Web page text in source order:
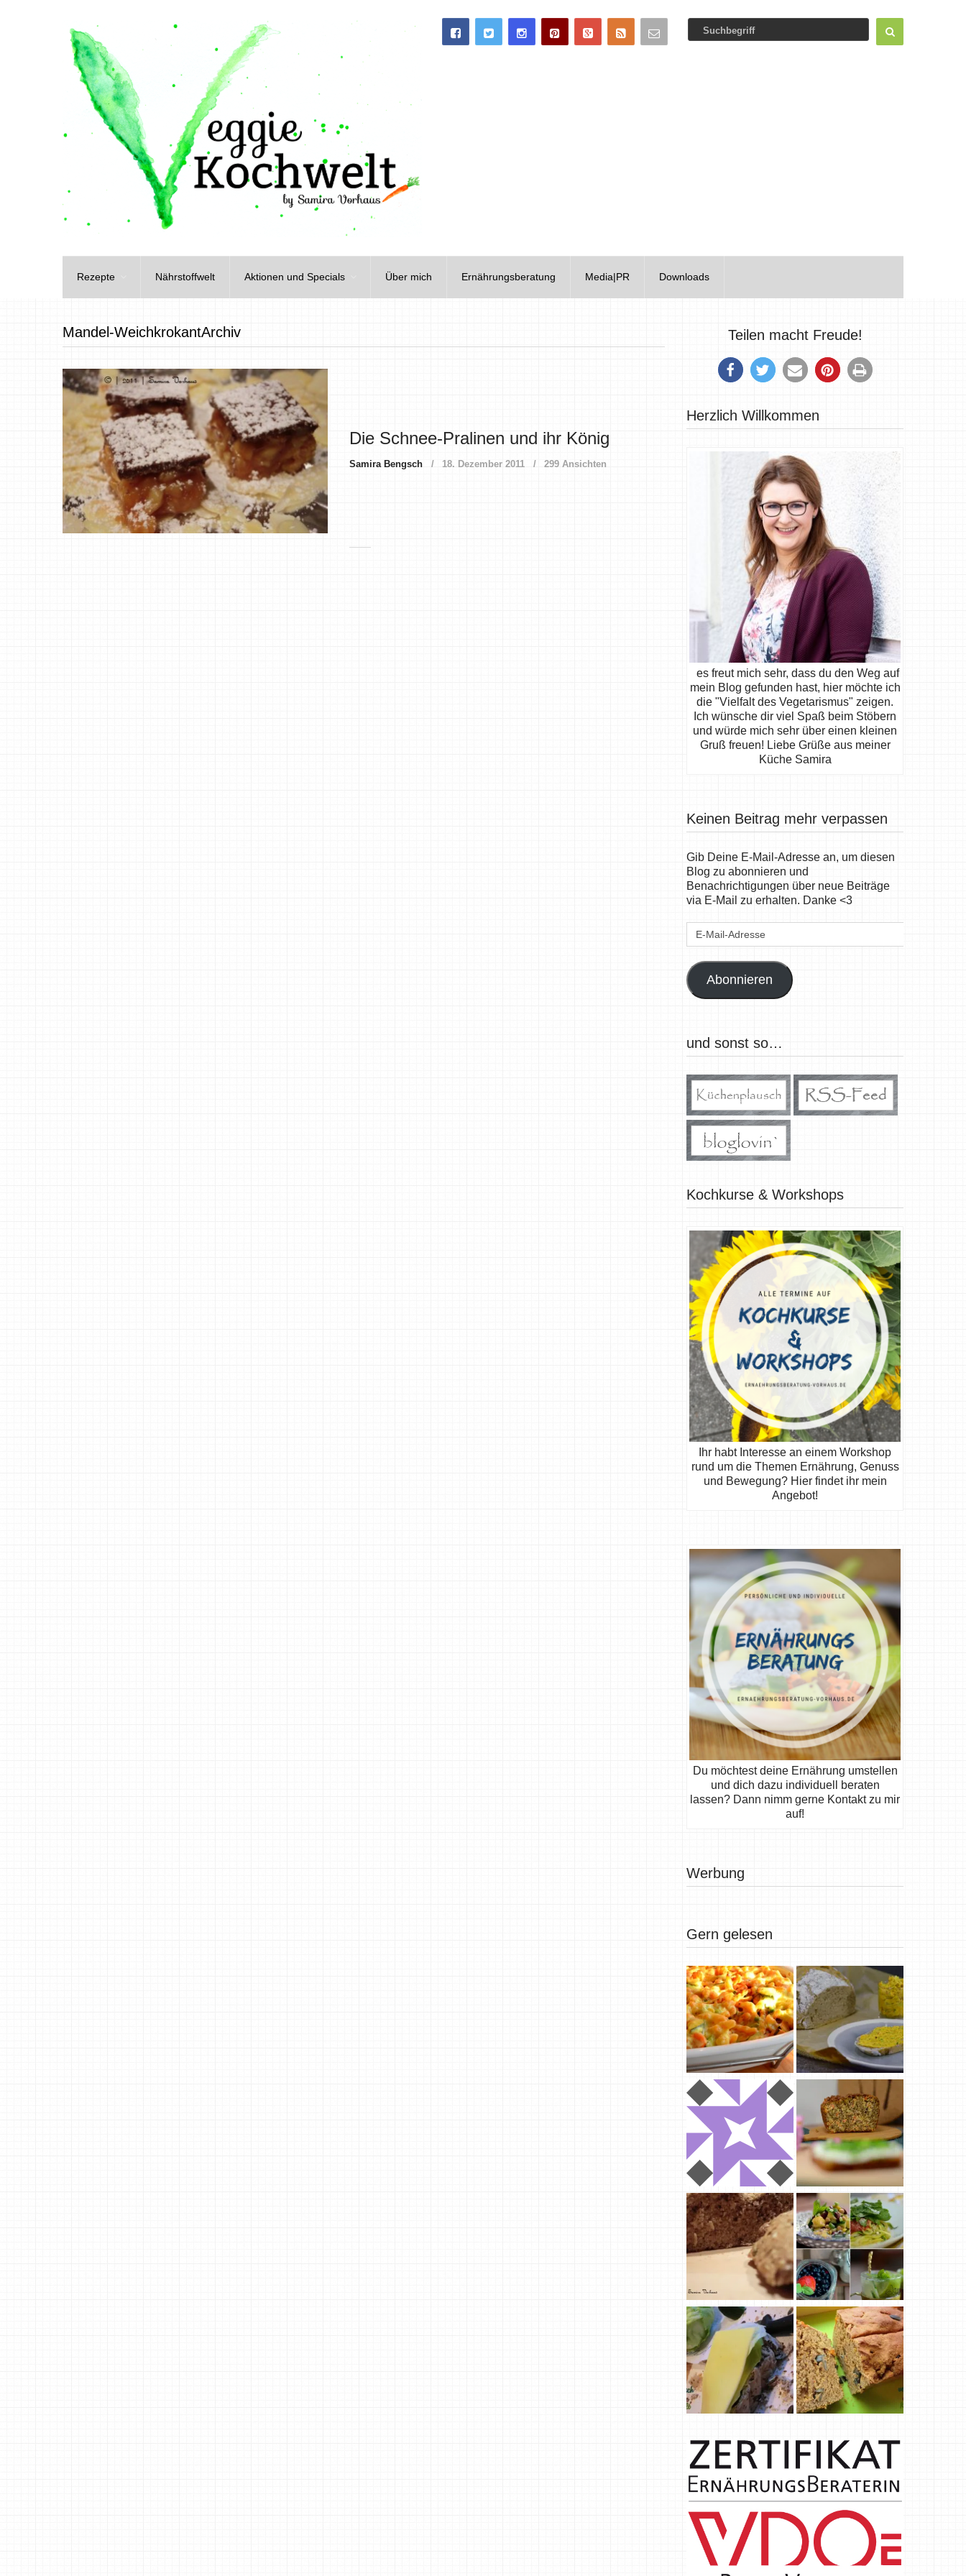
Rezepte Nährstoffwelt Aktionen und Specials Über mich Ernährungsberatung Media|PR Downloads
Mandel-WeichkrokantArchiv
Die Schnee-Pralinen und ihr König
Samira Bengsch 18. Dezember 2011 299 Ansichten
Teilen macht Freude!
Herzlich Willkommen
es freut mich sehr, dass du den Weg auf
mein Blog gefunden hast, hier möchte ich
die "Vielfalt des Vegetarismus" zeigen.
Ich wünsche dir viel Spaß beim Stöbern
und würde mich sehr über einen kleinen
Gruß freuen! Liebe Grüße aus meiner
Küche Samira
Keinen Beitrag mehr verpassen
Gib Deine E-Mail-Adresse an, um diesen
Blog zu abonnieren und
Benachrichtigungen über neue Beiträge
via E-Mail zu erhalten. Danke <3
E-
Abonnieren
und sonst so…
Kochkurse & Workshops
Ihr habt Interesse an einem Workshop
rund um die Themen Ernährung, Genuss
und Bewegung? Hier findet ihr mein
Angebot!
Du möchtest deine Ernährung umstellen
und dich dazu individuell beraten
lassen? Dann nimm gerne Kontakt zu mir
auf!
Werbung
Gern gelesen